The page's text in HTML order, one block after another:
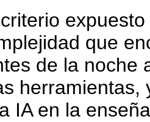
que
de la noche
IA en la